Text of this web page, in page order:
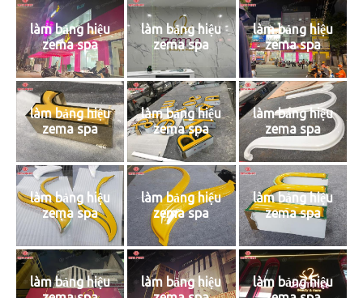
làm bảng hiệu
zema spa
làm bảng hiệu
zema spa
làm bảng hiệu
zema spa
làm bảng hiệu
zema spa
làm bảng hiệu
zema spa
làm bảng hiệu
zema spa
làm bảng hiệu
zema spa
làm bảng hiệu
zema spa
làm bảng hiệu
zema spa
làm bảng hiệu
làm bảng hiệu
làm bảng hiệu